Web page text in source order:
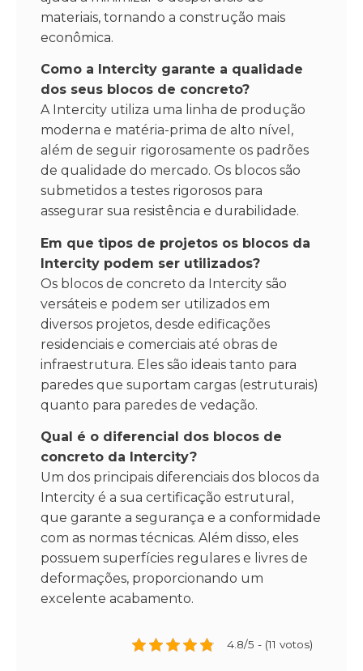
materiais, tornando a construção mais
econômica.
Como a Intercity garante a qualidade
dos seus blocos de concreto?
A Intercity utiliza uma linha de produção
moderna e matéria-prima de alto nível,
além de seguir rigorosamente os padrões
de qualidade do mercado. Os blocos são
submetidos a testes rigorosos para
assegurar sua resistência e durabilidade.
Em que tipos de projetos os blocos da
Intercity podem ser utilizados?
Os blocos de concreto da Intercity são
versáteis e podem ser utilizados em
diversos projetos, desde edificações
residenciais e comerciais até obras de
infraestrutura. Eles são ideais tanto para
paredes que suportam cargas (estruturais)
quanto para paredes de vedação.
Qual é o diferencial dos blocos de
concreto da Intercity?
Um dos principais diferenciais dos blocos da
Intercity é a sua certificação estrutural,
que garante a segurança e a conformidade
com as normas técnicas. Além disso, eles
possuem superfícies regulares e livres de
deformações, proporcionando um
excelente acabamento.
4.8/5 - (11 votos)